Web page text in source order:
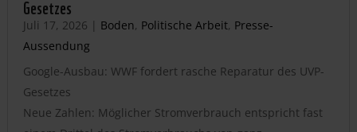
Gesetzes
Juli 17, 2026 | Boden, Politische Arbeit, Presse-
Aussendung
Google-Ausbau: WWF fordert rasche Reparatur des UVP-
Gesetzes
Neue Zahlen: Möglicher Stromverbrauch entspricht fast